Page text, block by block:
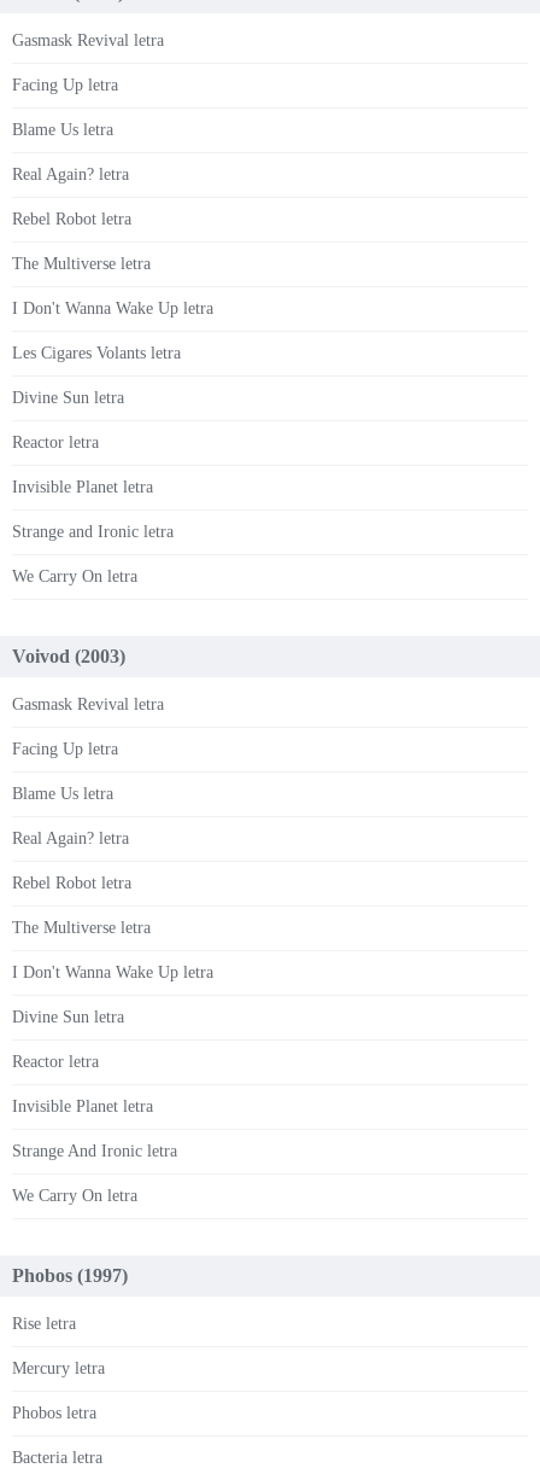
Gasmask Revival letra
Facing Up letra
Blame Us letra
Real Again? letra
Rebel Robot letra
The Multiverse letra
I Don't Wanna Wake Up letra
Les Cigares Volants letra
Divine Sun letra
Reactor letra
Invisible Planet letra
Strange and Ironic letra
We Carry On letra
Voivod (2003)
Gasmask Revival letra
Facing Up letra
Blame Us letra
Real Again? letra
Rebel Robot letra
The Multiverse letra
I Don't Wanna Wake Up letra
Divine Sun letra
Reactor letra
Invisible Planet letra
Strange And Ironic letra
We Carry On letra
Phobos (1997)
Rise letra
Mercury letra
Phobos letra
Bacteria letra